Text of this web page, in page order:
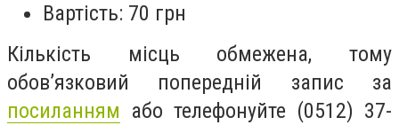
Вартість: 70 грн
Кількість місць обмежена, тому
обов’язковий попередній запис за
посиланням або телефонуйте (0512) 37-